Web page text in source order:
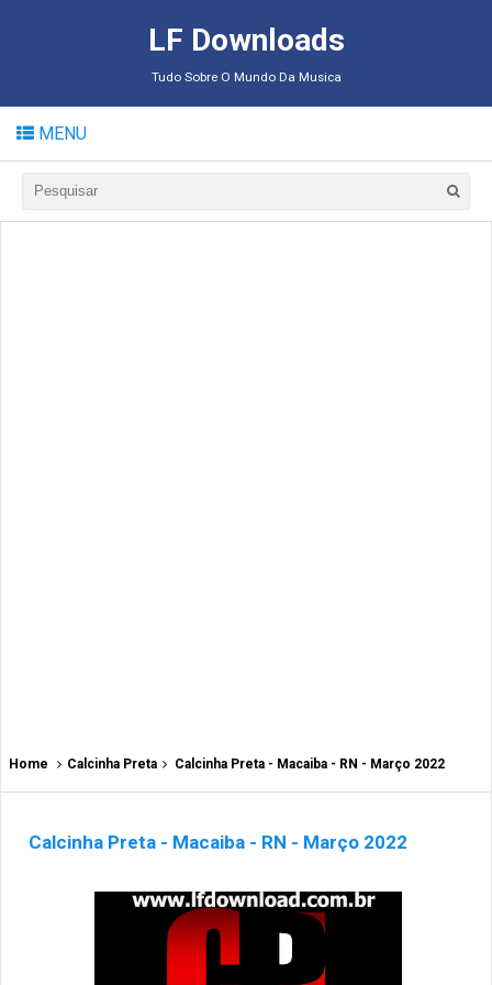
LF Downloads
Tudo Sobre O Mundo Da Musica
MENU
Home Calcinha Preta Calcinha Preta - Macaiba - RN - Março 2022
Calcinha Preta - Macaiba - RN - Março 2022